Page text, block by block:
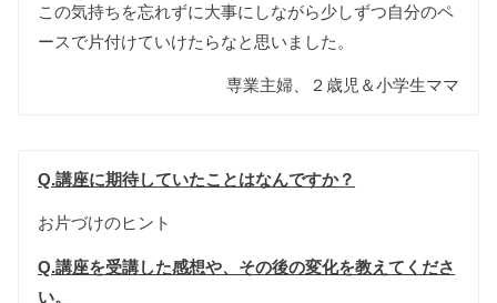
この気持ちを忘れずに大事にしながら少しずつ自分のペ
ースで片付けていけたらなと思いました。
専業主婦、２歳児＆小学生ママ
Q.講座に期待していたことはなんですか？
お片づけのヒント
Q.講座を受講した感想や、その後の変化を教えてくださ
い。